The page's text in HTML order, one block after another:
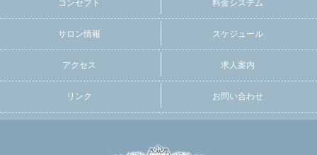
コンセプト 料金システム
サロン情報 スケジュール
アクセス 求人案内
リンク お問い合わせ